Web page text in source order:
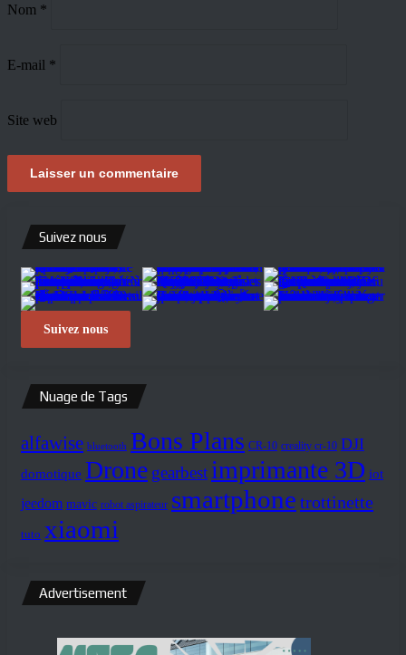
Nom *
E-mail *
Site web
Suivez nous
Suivez nous
Nuage de Tags
alfawise bluetooth Bons Plans CR-10 creality cr-10 DJI
domotique Drone gearbest imprimante 3D iot
jeedom mavic robot aspirateur smartphone trottinette
tuto xiaomi
Advertisement